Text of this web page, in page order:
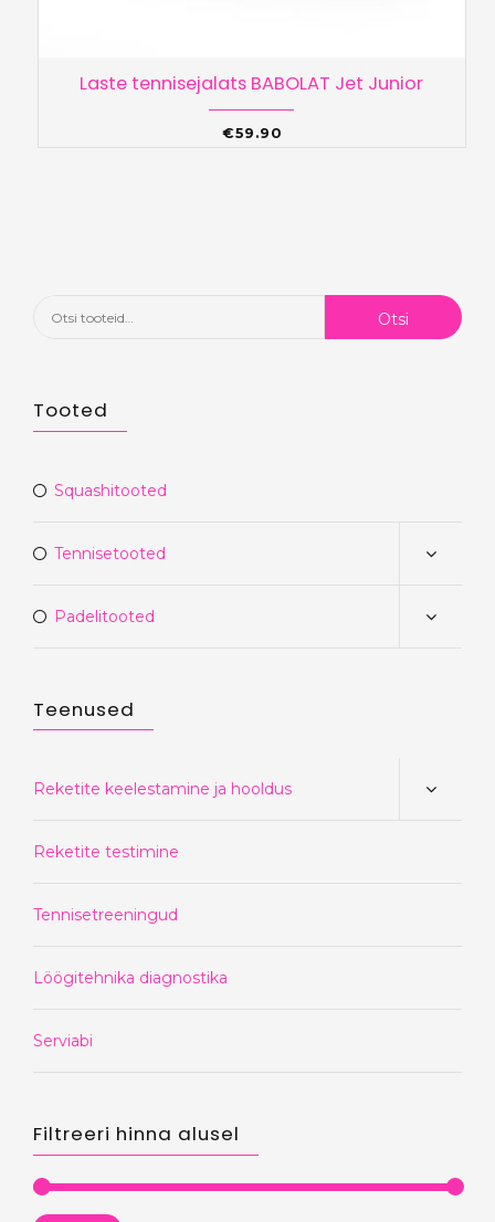
Laste tennisejalats BABOLAT Jet Junior
€59.90
Otsi: Otsi
Tooted
Squashitooted
Tennisetooted
Padelitooted
Teenused
Reketite keelestamine ja hooldus
Reketite testimine
Tennisetreeningud
Löögitehnika diagnostika
Serviabi
Filtreeri hinna alusel